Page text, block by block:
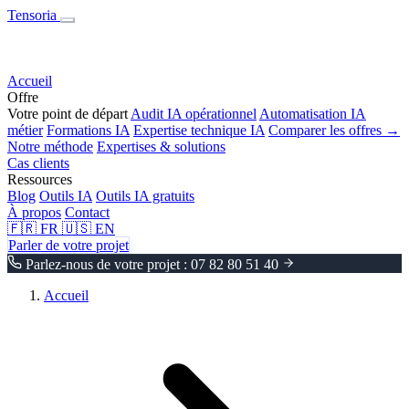
Tensoria
Accueil
Offre
Votre point de départ Audit IA opérationnel Automatisation IA
métier Formations IA Expertise technique IA Comparer les offres →
Notre méthode Expertises & solutions
Cas clients
Ressources
Blog Outils IA Outils IA gratuits
À propos Contact
🇫🇷 FR 🇺🇸 EN
Parler de votre projet
Parlez-nous de votre projet : 07 82 80 51 40
Accueil